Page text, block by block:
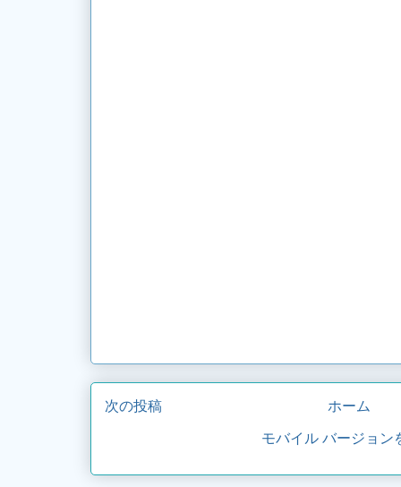
次の投稿 ホーム
モバイル バージョン